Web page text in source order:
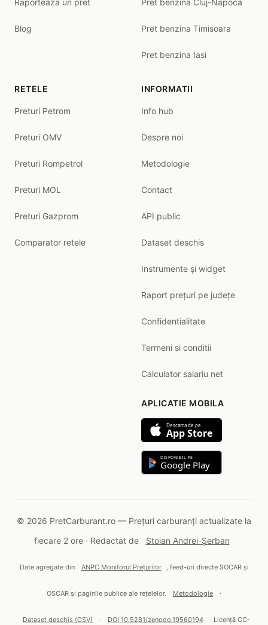
Raporteaza un pret
Blog
Pret benzina Cluj-Napoca
Pret benzina Timisoara
Pret benzina Iasi
RETELE
Preturi Petrom
Preturi OMV
Preturi Rompetrol
Preturi MOL
Preturi Gazprom
Comparator retele
INFORMATII
Info hub
Despre noi
Metodologie
Contact
API public
Dataset deschis
Instrumente și widget
Raport prețuri pe județe
Confidentialitate
Termeni si conditii
Calculator salariu net
APLICATIE MOBILA
Descarca de pe
App Store
DISPONIBIL PE
Google Play
© 2026 PretCarburant.ro — Prețuri carburanți actualizate la
fiecare 2 ore · Redactat de
Stoian Andrei-Șerban
Date agregate din ANPC Monitorul Prețurilor , feed-uri directe SOCAR și
OSCAR și paginile publice ale rețelelor. Metodologie ·
Dataset deschis (CSV) · DOI 10.5281/zenodo.19560194 · Licență CC-